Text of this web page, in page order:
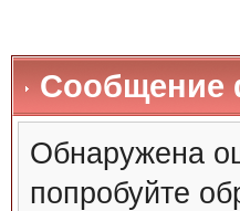
Сообщение
Обнаружена
попробуйте